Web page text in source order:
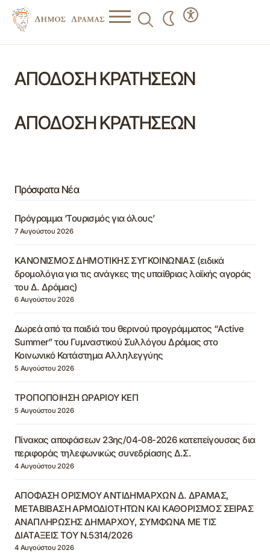
ΑΠΟΔΟΣΗ ΚΡΑΤΗΣΕΩΝ
ΑΠΟΔΟΣΗ ΚΡΑΤΗΣΕΩΝ
Πρόσφατα Νέα
Πρόγραμμα ‘Τουρισμός για όλους’
7 Αυγούστου 2026
ΚΑΝΟΝΙΣΜΟΣ ΔΗΜΟΤΙΚΗΣ ΣΥΓΚΟΙΝΩΝΙΑΣ (ειδικά
δρομολόγια για τις ανάγκες της υπαίθριας λαϊκής αγοράς
του Δ. Δράμας)
6 Αυγούστου 2026
Δωρεά από τα παιδιά του θερινού προγράμματος “Active
Summer” του Γυμναστικού Συλλόγου Δράμας στο
Κοινωνικό Κατάστημα Αλληλεγγύης
5 Αυγούστου 2026
ΤΡΟΠΟΠΟΙΗΣΗ ΩΡΑΡΙΟΥ ΚΕΠ
5 Αυγούστου 2026
Πίνακας αποφάσεων 23ης/04-08-2026 κατεπείγουσας δια
περιφοράς τηλεφωνικώς συνεδρίασης Δ.Σ.
4 Αυγούστου 2026
ΑΠΟΦΑΣΗ ΟΡΙΣΜΟΥ ΑΝΤΙΔΗΜΑΡΧΩΝ Δ. ΔΡΑΜΑΣ,
ΜΕΤΑΒΙΒΑΣΗ ΑΡΜΟΔΙΟΤΗΤΩΝ ΚΑΙ ΚΑΘΟΡΙΣΜΟΣ ΣΕΙΡΑΣ
ΑΝΑΠΛΗΡΩΣΗΣ ΔΗΜΑΡΧΟΥ, ΣΥΜΦΩΝΑ ΜΕ ΤΙΣ
ΔΙΑΤΑΞΕΙΣ ΤΟΥ Ν.5314/2026
4 Αυγούστου 2026